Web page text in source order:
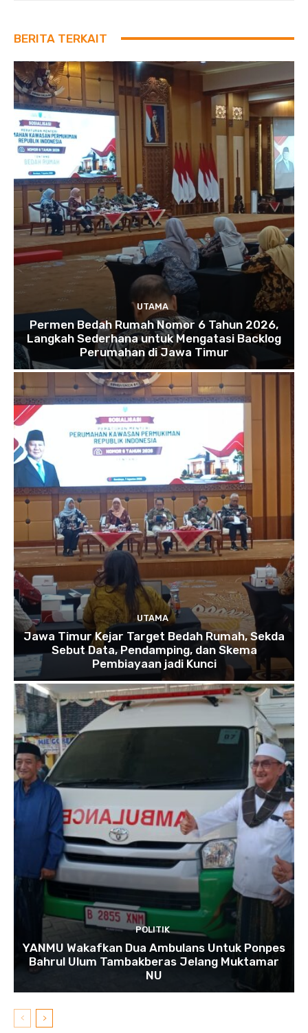
BERITA TERKAIT
UTAMA
Permen Bedah Rumah Nomor 6 Tahun 2026,
Langkah Sederhana untuk Mengatasi Backlog
Perumahan di Jawa Timur
UTAMA
Jawa Timur Kejar Target Bedah Rumah, Sekda
Sebut Data, Pendamping, dan Skema
Pembiayaan jadi Kunci
POLITIK
YANMU Wakafkan Dua Ambulans Untuk Ponpes
Bahrul Ulum Tambakberas Jelang Muktamar
NU